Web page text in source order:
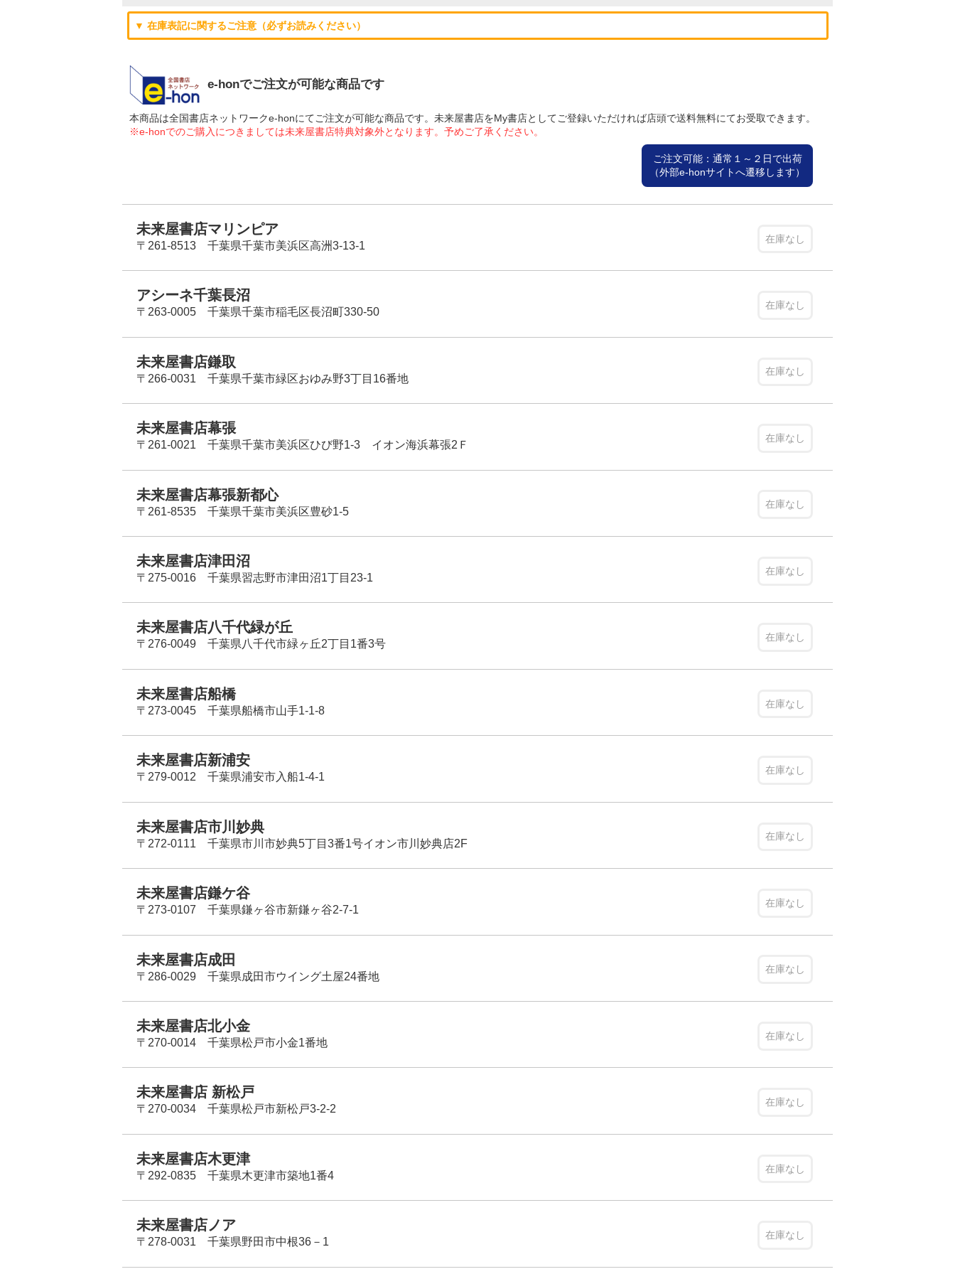
▼ 在庫表記に関するご注意（必ずお読みください）
e-honでご注文が可能な商品です
本商品は全国書店ネットワークe-honにてご注文が可能な商品です。未来屋書店をMy書店としてご登録いただければ店頭で送料無料にてお受取できます。
※e-honでのご購入につきましては未来屋書店特典対象外となります。予めご了承ください。
ご注文可能：通常１～２日で出荷
（外部e-honサイトへ遷移します）
未来屋書店マリンピア
〒261-8513 千葉県千葉市美浜区高洲3-13-1
在庫なし
アシーネ千葉長沼
〒263-0005 千葉県千葉市稲毛区長沼町330-50
在庫なし
未来屋書店鎌取
〒266-0031 千葉県千葉市緑区おゆみ野3丁目16番地
在庫なし
未来屋書店幕張
〒261-0021 千葉県千葉市美浜区ひび野1-3 イオン海浜幕張2Ｆ
在庫なし
未来屋書店幕張新都心
〒261-8535 千葉県千葉市美浜区豊砂1-5
在庫なし
未来屋書店津田沼
〒275-0016 千葉県習志野市津田沼1丁目23-1
在庫なし
未来屋書店八千代緑が丘
〒276-0049 千葉県八千代市緑ヶ丘2丁目1番3号
在庫なし
未来屋書店船橋
〒273-0045 千葉県船橋市山手1-1-8
在庫なし
未来屋書店新浦安
〒279-0012 千葉県浦安市入船1-4-1
在庫なし
未来屋書店市川妙典
〒272-0111 千葉県市川市妙典5丁目3番1号イオン市川妙典店2F
在庫なし
未来屋書店鎌ケ谷
〒273-0107 千葉県鎌ヶ谷市新鎌ヶ谷2-7-1
在庫なし
未来屋書店成田
〒286-0029 千葉県成田市ウイング土屋24番地
在庫なし
未来屋書店北小金
〒270-0014 千葉県松戸市小金1番地
在庫なし
未来屋書店 新松戸
〒270-0034 千葉県松戸市新松戸3-2-2
在庫なし
未来屋書店木更津
〒292-0835 千葉県木更津市築地1番4
在庫なし
未来屋書店ノア
〒278-0031 千葉県野田市中根36－1
在庫なし